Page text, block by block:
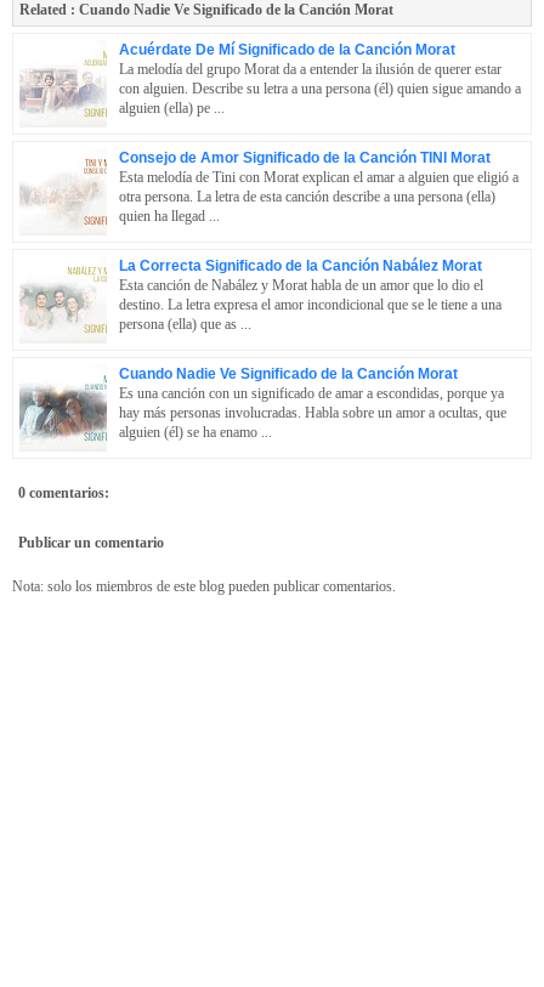
Related : Cuando Nadie Ve Significado de la Canción Morat
Acuérdate De Mí Significado de la Canción Morat
La melodía del grupo Morat da a entender la ilusión de querer estar
con alguien. Describe su letra a una persona (él) quien sigue amando a
alguien (ella) pe ...
Consejo de Amor Significado de la Canción TINI Morat
Esta melodía de Tini con Morat explican el amar a alguien que eligió a
otra persona. La letra de esta canción describe a una persona (ella)
quien ha llegad ...
La Correcta Significado de la Canción Nabález Morat
Esta canción de Nabález y Morat habla de un amor que lo dio el
destino. La letra expresa el amor incondicional que se le tiene a una
persona (ella) que as ...
Cuando Nadie Ve Significado de la Canción Morat
Es una canción con un significado de amar a escondidas, porque ya
hay más personas involucradas. Habla sobre un amor a ocultas, que
alguien (él) se ha enamo ...
0 comentarios:
Publicar un comentario
Nota: solo los miembros de este blog pueden publicar comentarios.